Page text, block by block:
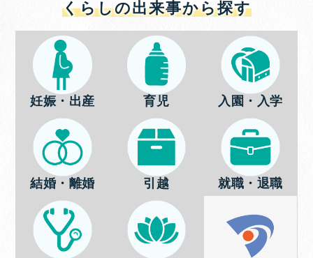
くらしの出来事から探す
妊娠・出産 育児 入園・入学
結婚・離婚 引越 就職・退職